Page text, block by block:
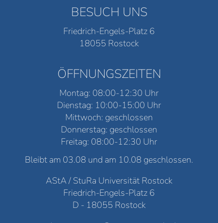
BESUCH UNS
Friedrich-Engels-Platz 6
18055 Rostock
ÖFFNUNGSZEITEN
Montag: 08:00-12:30 Uhr
Dienstag: 10:00-15:00 Uhr
Mittwoch: geschlossen
Donnerstag: geschlossen
Freitag: 08:00-12:30 Uhr
Bleibt am 03.08 und am 10.08 geschlossen.
AStA / StuRa Universität Rostock
Friedrich-Engels-Platz 6
D - 18055 Rostock